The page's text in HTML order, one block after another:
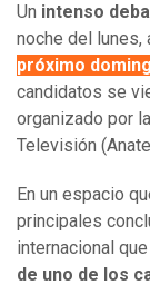
Un intenso
noche del
próximo
candidatos se
organizado por
Televisión
En un espacio
principales
internacional
de uno de los